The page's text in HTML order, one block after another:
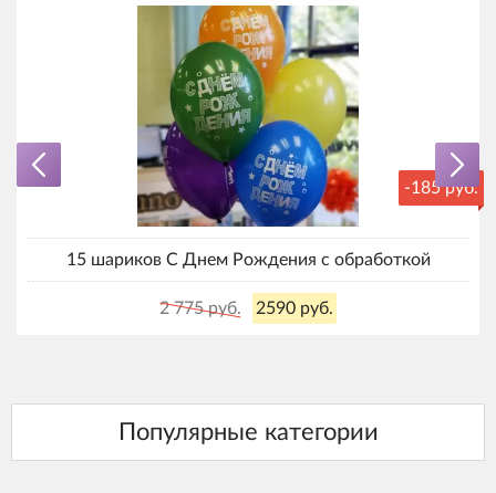
-185 руб.
15 шариков С Днем Рождения с обработкой
2 775 руб. 2590 руб.